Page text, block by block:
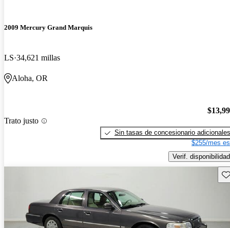
2009 Mercury Grand Marquis
LS 34,621 millas
Aloha, OR
Trato justo
Sin tasas de concesionario adicionales
$255/mes
Verif. disponibilidad